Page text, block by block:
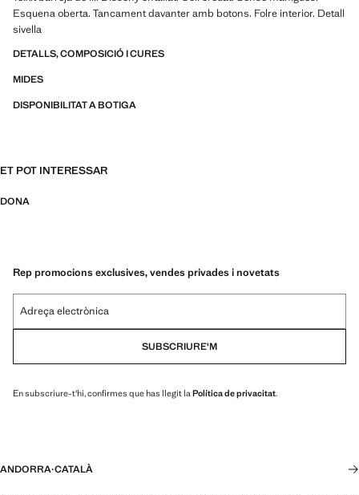
Esquena oberta. Tancament davanter amb botons. Folre interior. Detall
sivella
DETALLS, COMPOSICIÓ I CURES
MIDES
DISPONIBILITAT A BOTIGA
ET POT INTERESSAR
DONA
Rep promocions exclusives, vendes privades i novetats
Adreça electrònica
SUBSCRIURE'M
En subscriure-t'hi, confirmes que has llegit laPolítica de privacitat.
ANDORRA·CATALÀ